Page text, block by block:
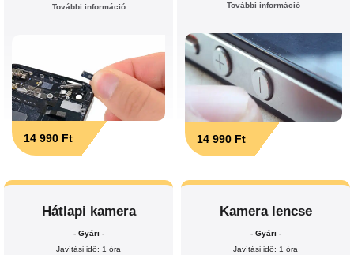
További információ
14 990 Ft
További információ
14 990 Ft
Hátlapi kamera
- Gyári -
Javítási idő: 1 óra
Kamera lencse
- Gyári -
Javítási idő: 1 óra